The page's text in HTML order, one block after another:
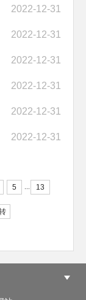
2022-12-31
2022-12-31
2022-12-31
2022-12-31
2022-12-31
2022-12-31
5 ... 13